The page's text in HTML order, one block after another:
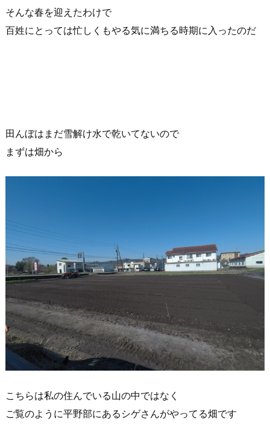
そんな春を迎えたわけで
百姓にとっては忙しくもやる気に満ちる時期に入ったのだ
田んぼはまだ雪解け水で乾いてないので
まずは畑から
こちらは私の住んでいる山の中ではなく
ご覧のように平野部にあるシゲさんがやってる畑です